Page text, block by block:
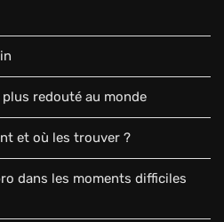
redouté au monde
et où les trouver ?
dans les moments difficiles